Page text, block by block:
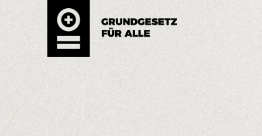
GRUNDGESETZ FÜR ALLE